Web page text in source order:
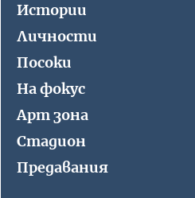
Истории
Личности
Посоки
На фокус
Арт зона
Стадион
Предавания